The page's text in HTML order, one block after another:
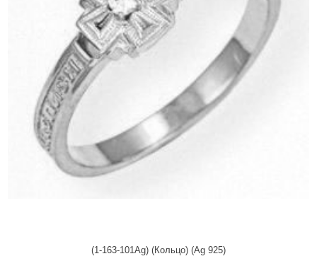
(1-163-101Ag) (Кольцо) (Ag 925)